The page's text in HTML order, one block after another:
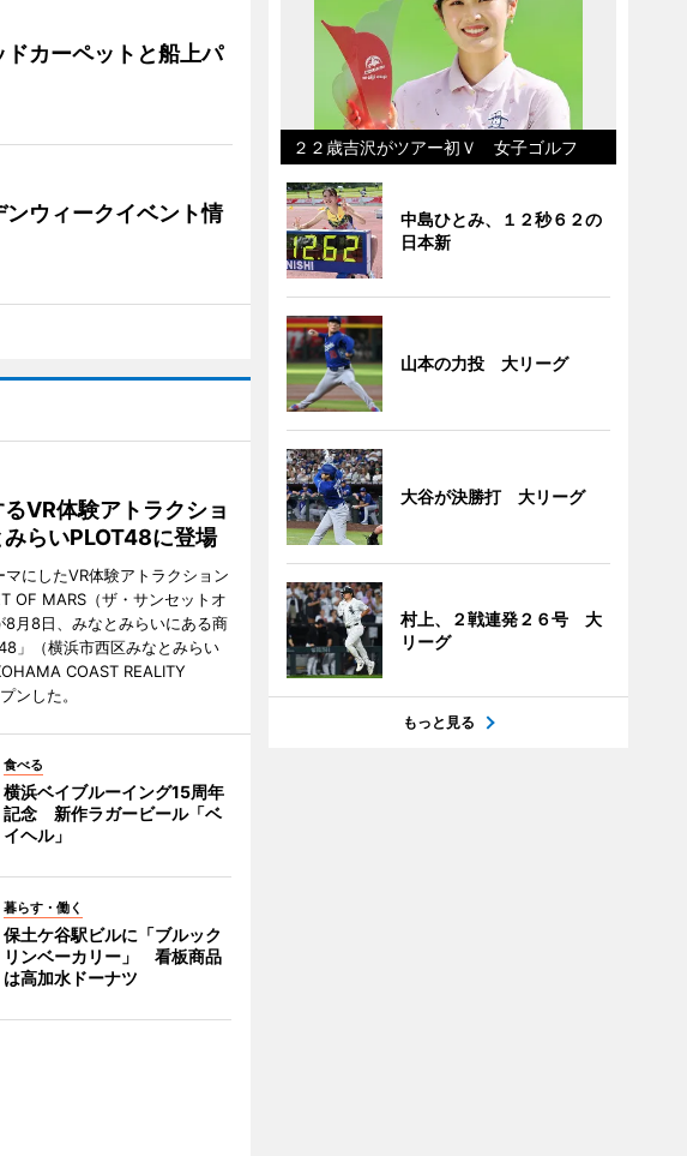
カーペットと船上パ
ウィークイベント情
VR体験アトラクショ
らいPLOT48に登場
マにしたVR体験アトラクション
OF MARS（ザ・サンセットオ
8月8日、みなとみらいにある商
」（横浜市西区みなとみらい
COAST REALITY
ンした。
食べる
横浜ベイブルーイング15周年
記念 新作ラガービール「ベ
イヘル」
暮らす・働く
保土ケ谷駅ビルに「ブルック
リンベーカリー」 看板商品
は高加水ドーナツ
２２歳吉沢がツアー初Ｖ 女子ゴルフ
中島ひとみ、１２秒６２の
日本新
山本の力投 大リーグ
大谷が決勝打 大リーグ
村上、２戦連発２６号 大
リーグ
もっと見る